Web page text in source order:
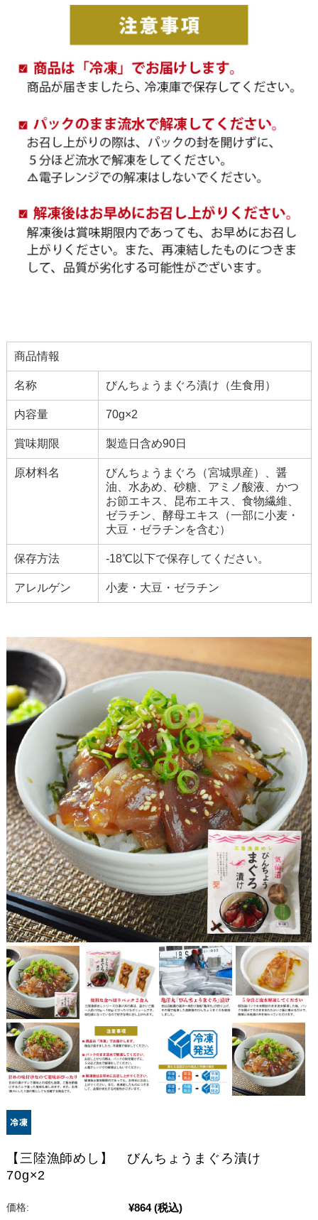
商品情報
名称 びんちょうまぐろ漬け（生食用）
内容量 70g×2
賞味期限 製造日含め90日
原材料名
びんちょうまぐろ（宮城県産）、醤
油、水あめ、砂糖、アミノ酸液、かつ
お節エキス、昆布エキス、食物繊維、
ゼラチン、酵母エキス（一部に小麦・
大豆・ゼラチンを含む）
保存方法 -18℃以下で保存してください。
アレルゲン 小麦・大豆・ゼラチン
【三陸漁師めし】 びんちょうまぐろ漬け
70g×2
価格: ¥864 (税込)